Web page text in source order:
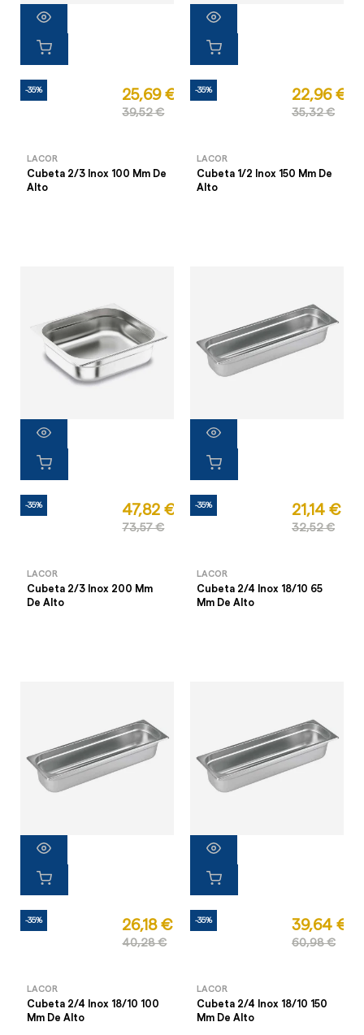
-35% 25,69 €
39,52 €
LACOR
Cubeta 2/3 Inox 100 Mm De
Alto
-35% 22,96 €
35,32 €
LACOR
Cubeta 1/2 Inox 150 Mm De
Alto
-35% 47,82 €
73,57 €
LACOR
Cubeta 2/3 Inox 200 Mm
De Alto
-35% 21,14 €
32,52 €
LACOR
Cubeta 2/4 Inox 18/10 65
Mm De Alto
-35% 26,18 €
40,28 €
LACOR
Cubeta 2/4 Inox 18/10 100
Mm De Alto
-35% 39,64 €
60,98 €
LACOR
Cubeta 2/4 Inox 18/10 150
Mm De Alto